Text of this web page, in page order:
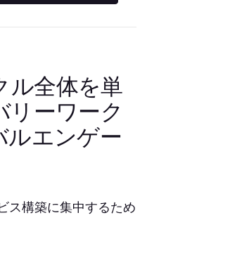
ル全体を単
リーワーク
ルエンゲー
ス構築に集中するため